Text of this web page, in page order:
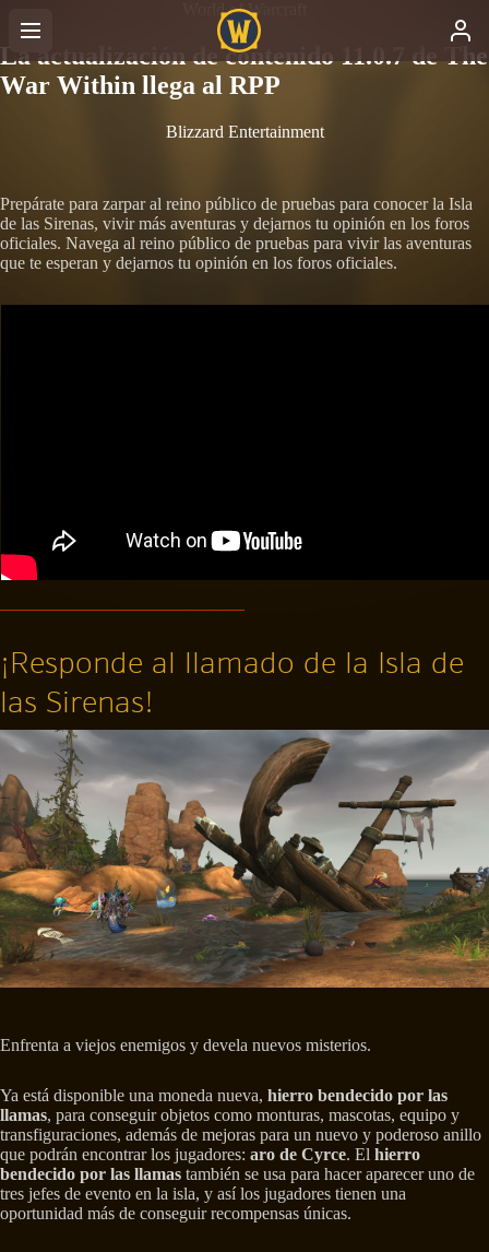
World of Warcraft
La actualización de contenido 11.0.7 de The
War Within llega al RPP
Blizzard Entertainment
Prepárate para zarpar al reino público de pruebas para conocer la Isla
de las Sirenas, vivir más aventuras y dejarnos tu opinión en los foros
oficiales. Navega al reino público de pruebas para vivir las aventuras
que te esperan y dejarnos tu opinión en los foros oficiales.
¡Responde al llamado de la Isla de
las Sirenas!
Enfrenta a viejos enemigos y devela nuevos misterios.
Ya está disponible una moneda nueva, hierro bendecido por las
llamas, para conseguir objetos como monturas, mascotas, equipo y
transfiguraciones, además de mejoras para un nuevo y poderoso anillo
que podrán encontrar los jugadores: aro de Cyrce. El hierro
bendecido por las llamas también se usa para hacer aparecer uno de
tres jefes de evento en la isla, y así los jugadores tienen una
oportunidad más de conseguir recompensas únicas.